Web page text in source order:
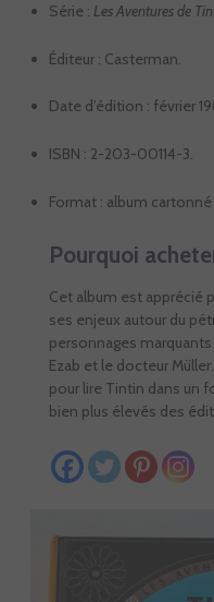
Série : Les Aventures de
Éditeur : Casterman.
Date d’édition : février
ISBN : 2-203-00114-3.
Format : album
Pourquoi
Cet album est apprécié
ses enjeux autour du
personnages
Ezab et le docteur
pour lire Tintin dans un
bien plus élevés des